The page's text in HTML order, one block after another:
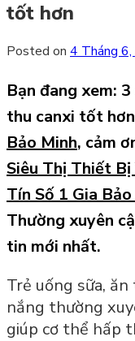
tốt hơn
Posted on 4 Tháng
Bạn đang xem:
thu canxi tốt hơn
Bảo Minh, cảm
Siêu Thị Thiết Bị
Tín Số 1 Gia
Thường xuyên
tin mới nhất.
Trẻ uống sữa,
nắng thường
giúp cơ thể hấp